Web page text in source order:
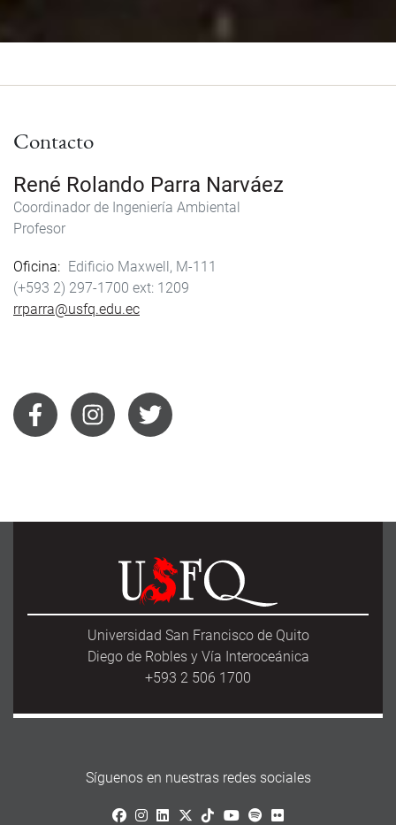
Contacto
René Rolando Parra Narváez
Coordinador de Ingeniería Ambiental
Profesor
Oficina
Edificio Maxwell, M-111
(+593 2) 297-1700
1209
rrparra@usfq.edu.ec
Universidad San Francisco de Quito
Diego de Robles y Vía Interoceánica
+593 2 506 1700
Síguenos en nuestras redes sociales